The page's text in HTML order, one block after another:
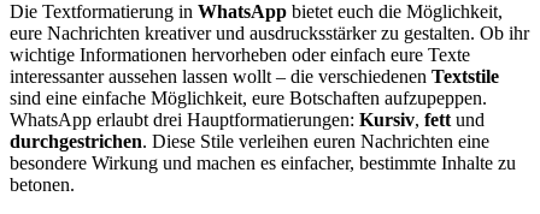
Die Textformatierung in WhatsApp bietet euch die Möglichkeit,
eure Nachrichten kreativer und ausdrucksstärker zu gestalten. Ob ihr
wichtige Informationen hervorheben oder einfach eure Texte
interessanter aussehen lassen wollt – die verschiedenen Textstile
sind eine einfache Möglichkeit, eure Botschaften aufzupeppen.
WhatsApp erlaubt drei Hauptformatierungen: Kursiv, fett und
durchgestrichen. Diese Stile verleihen euren Nachrichten eine
besondere Wirkung und machen es einfacher, bestimmte Inhalte zu
betonen.